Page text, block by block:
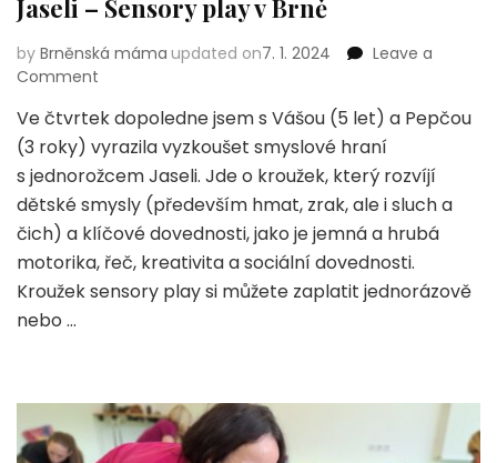
Jaseli – Sensory play v Brně
by Brněnská máma updated on7. 1. 2024
Leave a
Comment
–
Sensory
play
v Brně
Ve čtvrtek dopoledne jsem s Vášou (5 let) a Pepčou
(3 roky) vyrazila vyzkoušet smyslové hraní
s jednorožcem Jaseli. Jde o kroužek, který rozvíjí
dětské smysly (především hmat, zrak, ale i sluch a
čich) a klíčové dovednosti, jako je jemná a hrubá
motorika, řeč, kreativita a sociální dovednosti.
Kroužek sensory play si můžete zaplatit jednorázově
nebo …